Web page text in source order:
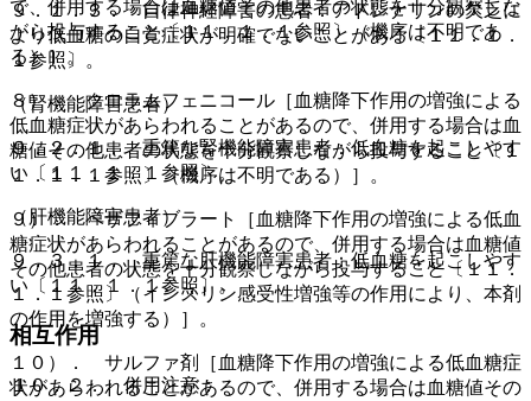
で、併用する場合は血糖値その他患者の状態を十分観察しな
がら投与すること〔１１．１．１参照〕（機序は不明であ
る）］。
８）． クロラムフェニコール［血糖降下作用の増強による
低血糖症状があらわれることがあるので、併用する場合は血
糖値その他患者の状態を十分観察しながら投与すること〔１
１．１．１参照〕（機序は不明である）］。
９）． ベザフィブラート［血糖降下作用の増強による低血
糖症状があらわれることがあるので、併用する場合は血糖値
その他患者の状態を十分観察しながら投与すること〔１１．
１．１参照〕（インスリン感受性増強等の作用により、本剤
の作用を増強する）］。
１０）． サルファ剤［血糖降下作用の増強による低血糖症
状があらわれることがあるので、併用する場合は血糖値その
９．１．３． 自律神経障害の患者：アドレナリンの欠乏に
より低血糖の自覚症状が明確でないことがある〔１１．１．
１参照〕。
（腎機能障害患者）
９．２．１． 重篤な腎機能障害患者：低血糖を起こしやす
い〔１１．１．１参照〕。
（肝機能障害患者）
９．３．１． 重篤な肝機能障害患者：低血糖を起こしやす
い〔１１．１．１参照〕。
相互作用
１０．２． 併用注意：